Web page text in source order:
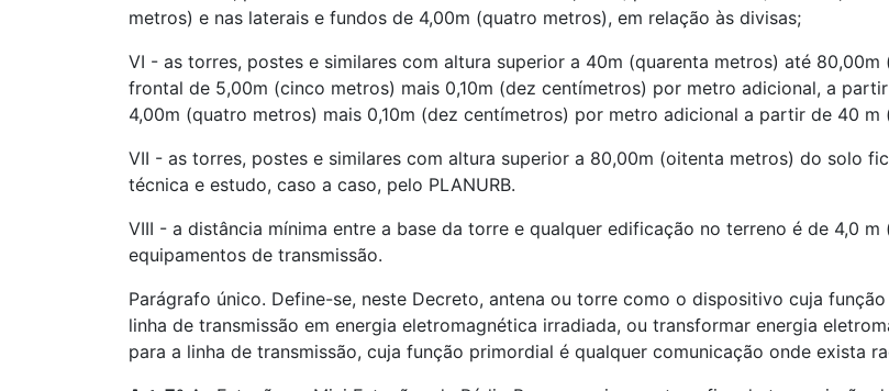
metros) e nas laterais e fundos de 4,00m (quatro metros), em relação às divisas;
VI - as torres, postes e similares com altura superior a 40m (quarenta metros) até
frontal de 5,00m (cinco metros) mais 0,10m (dez centímetros) por metro adicional, a
4,00m (quatro metros) mais 0,10m (dez centímetros) por metro adicional a partir de 40 m
VII - as torres, postes e similares com altura superior a 80,00m (oitenta metros) do solo
técnica e estudo, caso a caso, pelo PLANURB.
VIII - a distância mínima entre a base da torre e qualquer edificação no terreno é de 4,0
equipamentos de transmissão.
Parágrafo único. Define-se, neste Decreto, antena ou torre como o dispositivo cuja
linha de transmissão em energia eletromagnética irradiada, ou transformar energia
para a linha de transmissão, cuja função primordial é qualquer comunicação onde exista